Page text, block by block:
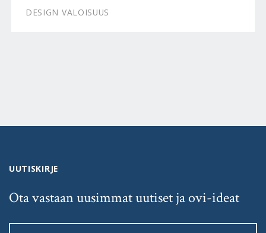
DESIGN VALOISUUS
UUTISKIRJE
Ota vastaan uusimmat uutiset ja ovi-ideat